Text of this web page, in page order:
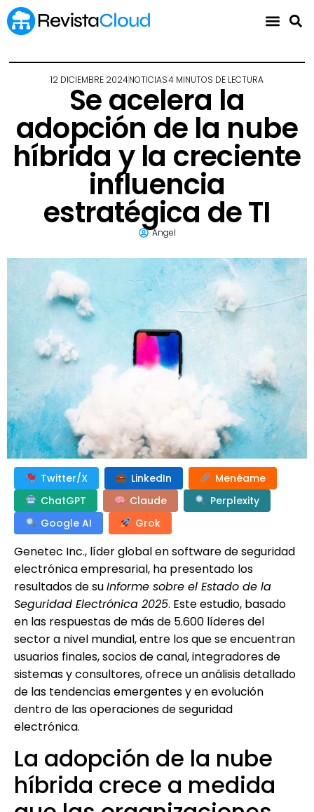
12 DICIEMBRE 2024NOTICIAS4 MINUTOS DE LECTURA
Se acelera la
adopción de la nube
híbrida y la creciente
influencia
estratégica de TI
Angel
Twitter/X LinkedIn
Menéame
ChatGPT
Claude
Perplexity
Google AI
Grok
Genetec Inc., líder global en software de seguridad
electrónica empresarial, ha presentado los
resultados de suInforme sobre el Estado de la
Seguridad Electrónica 2025. Este estudio, basado
en las respuestas de más de 5.600 líderes del
sector a nivel mundial, entre los que se encuentran
usuarios finales, socios de canal, integradores de
sistemas y consultores, ofrece un análisis detallado
de las tendencias emergentes y en evolución
dentro de las operaciones de seguridad
electrónica.
La adopción de la nube
híbrida crece a medida